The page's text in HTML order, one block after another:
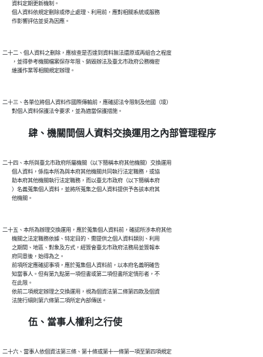
        資料定期更新機制。
        個人資料依規定刪除或停止處理、利用前，應對相關系統或服務
二十二、個人資料之刪除，應檢查是否達到資料無法還原或再組合之程度
        ，並得參考機關檔案保存年限、銷毀辦法及臺北市政府公務機密
二十三、各單位將個人資料作國際傳輸前，應確認法令限制及他國（境）
肆、機關間個人資料交換運用之內部管理程序
二十四、本所與臺北市政府所屬機關（以下簡稱本府其他機關）交換運用
        個人資料，係指本所為與本府其他機關共同執行法定職務，或協
        助本府其他機關執行法定職務，而以臺北市政府（以下簡稱本府
        ）名義蒐集個人資料，並將所蒐集之個人資料提供予各該本府其
二十五、本所為辦理交換運用，應於蒐集個人資料前，確認所涉本府其他
        機關之法定職務依據、特定目的、需提供之個人資料類別、利用
        之期間、地區、對象及方式，經簽會臺北市政府法務局並簽報本
        府同意後，始得為之。
        前項所定應確認事項，應於蒐集個人資料前，以本府名義明確告
        知當事人。但有第九點第一項但書或第二項但書所定情形者，不
        在此限。
        依前二項規定辦理之交換運用，視為個資法第二條第四款及個資
伍、當事人權利之行使
二十六、當事人依個資法第三條、第十條或第十一條第一項至第四項規定